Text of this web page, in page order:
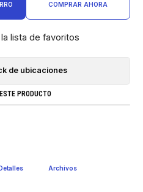
COMPRAR AHORA
lista de favoritos
de ubicaciones
PRODUCTO
Archivos